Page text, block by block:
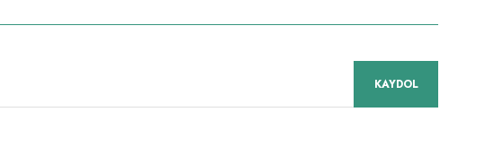
KAYDOL